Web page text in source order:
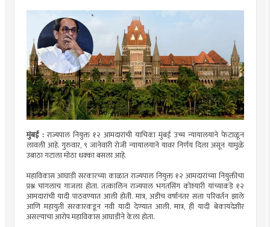
मुंबई :राज्यपाल नियुक्त १२ आमदारांची याचिका मुंबई उच्च न्यायालयाने फेटाळून
लावली आहे. गुरुवार, ९ जानेवारी रोजी न्यायालयाने यावर निर्णय दिला असून यामुळे
उबाठा गटाला मोठा धक्का बसला आहे.
महाविकास आघाडी सरकारच्या काळात राज्यपाल नियुक्त १२ आमदारांच्या नियुक्तीचा
प्रश्न चांगलाच गाजला होता. तत्कालिन राज्यपाल भगतसिंग कोश्यारी यांच्याकडे १२
आमदारांची यादी पाठवण्यात आली होती. मात्र, अडीच वर्षानंतर सत्ता परिवर्तन झाले
आणि महायुती सरकारकडून नवी यादी देण्यात आली. मात्र, ही यादी बेकायदेशीर
असल्याचा आरोप महाविकास आघाडीने केला होता.